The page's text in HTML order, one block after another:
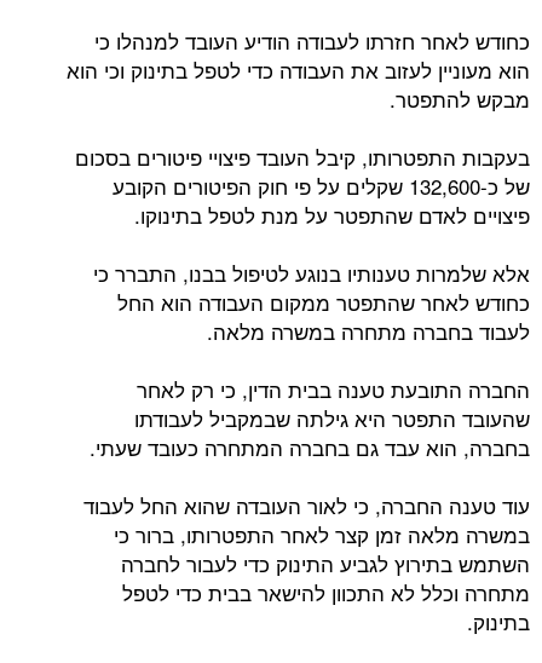
כחודש לאחר חזרתו לעבודה הודיע העובד למנהלו כי
הוא מעוניין לעזוב את העבודה כדי לטפל בתינוק וכי הוא
מבקש להתפטר.
בעקבות התפטרותו, קיבל העובד פיצויי פיטורים בסכום
של כ-132,600 שקלים על פי חוק הפיטורים הקובע
פיצויים לאדם שהתפטר על מנת לטפל בתינוקו.
אלא שלמרות טענותיו בנוגע לטיפול בבנו, התברר כי
כחודש לאחר שהתפטר ממקום העבודה הוא החל
לעבוד בחברה מתחרה במשרה מלאה.
החברה התובעת טענה בבית הדין, כי רק לאחר
שהעובד התפטר היא גילתה שבמקביל לעבודתו
בחברה, הוא עבד גם בחברה המתחרה כעובד שעתי.
עוד טענה החברה, כי לאור העובדה שהוא החל לעבוד
במשרה מלאה זמן קצר לאחר התפטרותו, ברור כי
השתמש בתירוץ לגביע התינוק כדי לעבור לחברה
מתחרה וכלל לא התכוון להישאר בבית כדי לטפל
בתינוק.